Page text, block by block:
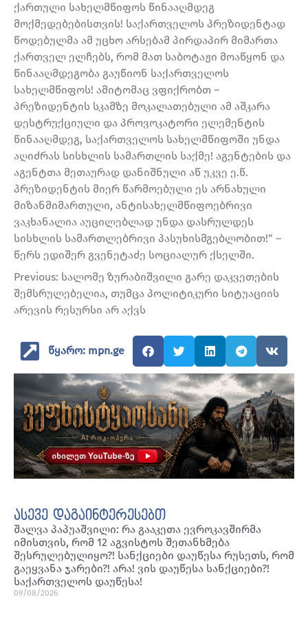
ქართული სახელმწიფოს წინააღმდეგ
მოქმედებებისთვის! საქართველოს პრეზიდენტად
წოდებულმა ამ უცხო არსებამ პირდაპირ მიმართა
ქართველ ელჩებს, რომ მათ საბოტაჟი მოაწყონ და
წინააღმდეგობა გაუწიონ საქართველოს
სახელმწიფოს! ამიტომაც ვფიქრობთ –
პრეზიდენტის სკამზე მოკალათებული ამ აშკარა
დესტრუქციული და პროვოკატორი ელემენტის
წინააღმდეგ, საქართველოს სახელმწიფოში უნდა
აღიძრას სისხლის სამართლის საქმე! აგენტების და
აგენტთა მეთაურად დანიშნული აწ უკვე ე.წ.
პრეზიდენტის მიერ წარმოებული ეს არნახული
მიზანმიმართული, ანტისახელმწიფოებრივი
ვაკხანალია აუცილებლად უნდა დასრულდეს
სისხლის სამართლებრივი პასუხისმგებლობით!“ –
წერს ედიშერ გვენეტაძე სოციალურ ქსელში.
Previous: სალომე ზურაბიშვილი გარე დაკვეთების
შემსრულებელია, თუმცა პოლიტიკური სიტუაციის
არევის რესურსი არ აქვს
წყარო: mpn.ge
ასევე დაგაინტერესებთ
შალვა პაპუაშვილი: რა გააკეთა ევროკავშირმა
იმისთვის, რომ 12 აგვისტოს შეთანხმება
შესრულებულიყო?! სანქციები დაუწესა რუსეთს, რომ
გაეყვანა ჯარები?! არა! ვის დაუწესა სანქციები?!
საქართველოს დაუწესა!
09/08/2026